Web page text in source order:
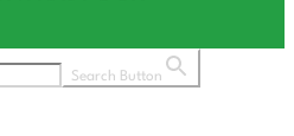
Search Button